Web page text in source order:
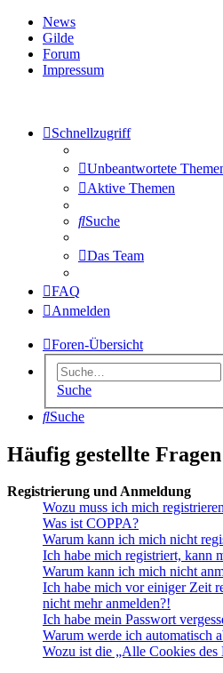
News
Gilde
Forum
Impressum
Schnellzugriff
Unbeantwortete
Aktive Themen
Suche
Das Team
FAQ
Anmelden
Foren-Übersicht
Suche
Suche
Häufig gestellte Fragen
Registrierung und Anmeldung
Wozu muss ich mich
Was ist COPPA?
Warum kann ich mich nicht
Ich habe mich registriert, kann
Warum kann ich mich nicht
Ich habe mich vor einiger Zeit
nicht mehr anmelden?!
Ich habe mein Passwort
Warum werde ich automatisch
Wozu ist die „Alle Cookies des